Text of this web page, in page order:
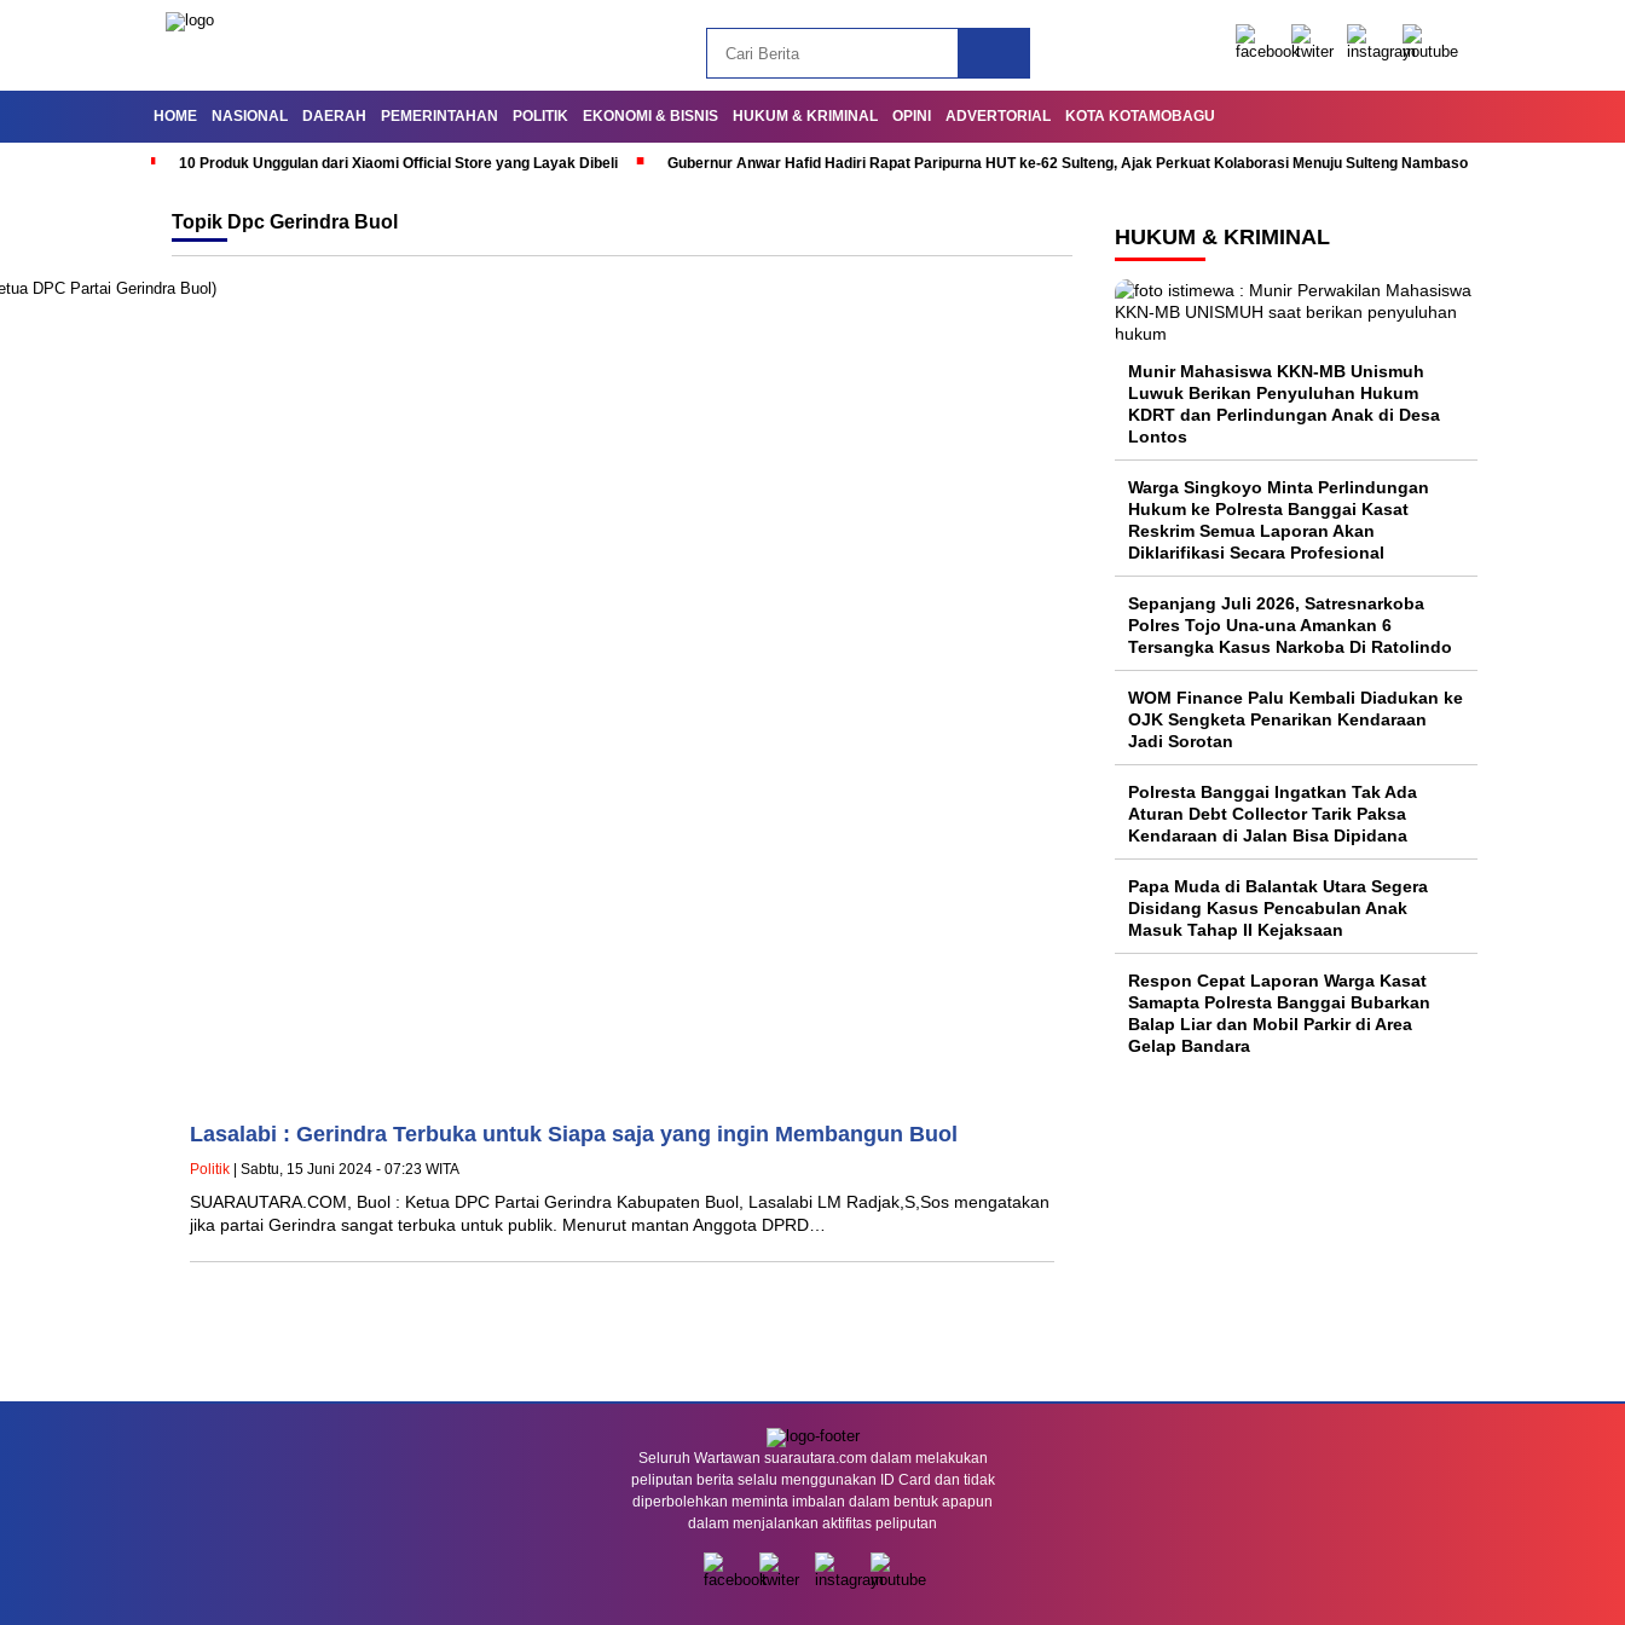
HOME NASIONAL DAERAH PEMERINTAHAN POLITIK EKONOMI & BISNIS HUKUM & KRIMINAL OPINI ADVERTORIAL KOTA KOTAMOBAGU
10 Produk Unggulan dari Xiaomi Official Store yang Layak Dibeli Gubernur Anwar Hafid Hadiri Rapat Paripurna HUT ke-62 Sulteng, Ajak Perkuat Kolaborasi Menuju Sulteng Nambaso
Topik Dpc Gerindra Buol
Lasalabi : Gerindra Terbuka untuk Siapa saja yang ingin Membangun Buol
Politik | Sabtu, 15 Juni 2024 - 07:23 WITA
SUARAUTARA.COM, Buol : Ketua DPC Partai Gerindra Kabupaten Buol, Lasalabi LM Radjak,S,Sos mengatakan
jika partai Gerindra sangat terbuka untuk publik. Menurut mantan Anggota DPRD…
HUKUM & KRIMINAL
Munir Mahasiswa KKN-MB Unismuh
Luwuk Berikan Penyuluhan Hukum
KDRT dan Perlindungan Anak di Desa
Lontos
Warga Singkoyo Minta Perlindungan
Hukum ke Polresta Banggai Kasat
Reskrim Semua Laporan Akan
Diklarifikasi Secara Profesional
Sepanjang Juli 2026, Satresnarkoba
Polres Tojo Una-una Amankan 6
Tersangka Kasus Narkoba Di Ratolindo
WOM Finance Palu Kembali Diadukan ke
OJK Sengketa Penarikan Kendaraan
Jadi Sorotan
Polresta Banggai Ingatkan Tak Ada
Aturan Debt Collector Tarik Paksa
Kendaraan di Jalan Bisa Dipidana
Papa Muda di Balantak Utara Segera
Disidang Kasus Pencabulan Anak
Masuk Tahap II Kejaksaan
Respon Cepat Laporan Warga Kasat
Samapta Polresta Banggai Bubarkan
Balap Liar dan Mobil Parkir di Area
Gelap Bandara
Seluruh Wartawan suarautara.com dalam melakukan
peliputan berita selalu menggunakan ID Card dan tidak
diperbolehkan meminta imbalan dalam bentuk apapun
dalam menjalankan aktifitas peliputan